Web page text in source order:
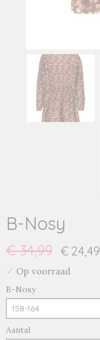
B-Nosy
€ 34,99 € 24,49
✓ Op voorraad
B-Nosy
Aantal